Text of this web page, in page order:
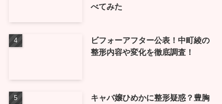
べてみた
ビフォーアフター公表！中町綾の
整形内容や変化を徹底調査！
キャバ嬢ひめかに整形疑惑？豊胸